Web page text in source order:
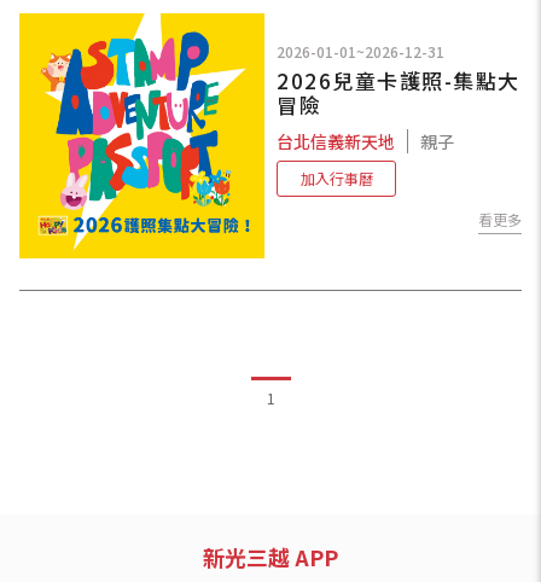
2026-01-01~2026-12-31
2026兒童卡護照-集點大
冒險
台北信義新天地 親子
加入行事曆
看更多
1
新光三越 APP